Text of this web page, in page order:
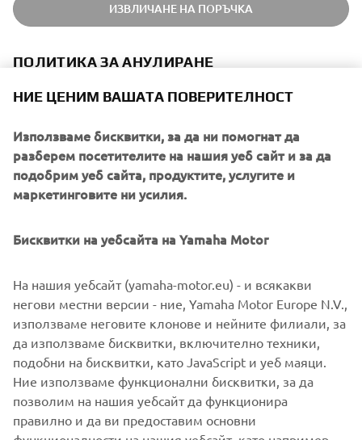
ИЗВЛИЧАНЕ НА ПОРЪЧКА
ПОЛИТИКА ЗА АНУЛИРАНЕ
Поръчките могат да бъдат анулирани в рамките на 14
дни след подаване без обяснение. Можете да заявите
анулиране, като попълните онлайн формуляра за
анулиране. Във формуляра трябва да посочите името
на клиента, имейл адреса и номера на поръчката.
Тези данни се намират в имейла за потвърждение на
изпратена към момента на заявката за анулиране,
попълните онлайн формуляра за връщане, а
поръчаните артикули трябва да бъдат върнати в
оригинално и неизползвано състояние и в
оригиналната опаковка в рамките на 30 дни от
получаването на стоката. За повече информация
вижте нашитеОбщи условияна уеб магазина.
НИЕ ЦЕНИМ ВАШАТА ПОВЕРИТЕЛНОСТ
Използваме бисквитки, за да ни помогнат да
разберем посетителите на нашия уеб сайт и за да
подобрим уеб сайта, продуктите, услугите и
маркетинговите ни усилия.
Бисквитки на уебсайта на Yamaha Motor
На нашия уебсайт (yamaha-motor.eu) - и всякакви
негови местни версии - ние, Yamaha Motor Europe N.V.,
използваме неговите клонове и нейните филиали, за
да използваме бисквитки, включително техники,
подобни на бисквитки, като JavaScript и уеб маяци.
Ние използваме функционални бисквитки, за да
позволим на нашия уебсайт да функционира
правилно и да ви предоставим основни